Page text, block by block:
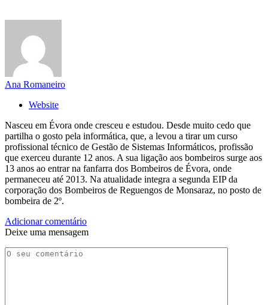
Ana Romaneiro
Website
Nasceu em Évora onde cresceu e estudou. Desde muito cedo que
partilha o gosto pela informática, que, a levou a tirar um curso
profissional técnico de Gestão de Sistemas Informáticos, profissão
que exerceu durante 12 anos. A sua ligação aos bombeiros surge aos
13 anos ao entrar na fanfarra dos Bombeiros de Évora, onde
permaneceu até 2013. Na atualidade integra a segunda EIP da
corporação dos Bombeiros de Reguengos de Monsaraz, no posto de
bombeira de 2º.
Adicionar comentário
Deixe uma mensagem